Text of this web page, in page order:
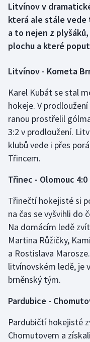
Florbal
Futsal
Gymnastika
Házená
Jezdectví
Judo
Krasobruslení
Lezení
Lyže a snowboard
Moderní pětiboj
Motorsport
Olympijské hry
Parasport
Litvínov v
která ale stále vede
a to nejen z
plochu a které
Litvínov - Kometa
Karel Kubát se stal
hokeje. V
ranou prostřelil
3:2 v prodloužení.
klubů vede i přes
Třincem.
Třinec - Olomouc 4:0
Třinečtí hokejisté si
na čas se vyšvihli do
Na domácím ledě
Martina Růžičky,
a Rostislava
litvínovském ledě, je
brněnský tým.
Pardubice -
Pardubičtí hokejisté
Chomutovem a